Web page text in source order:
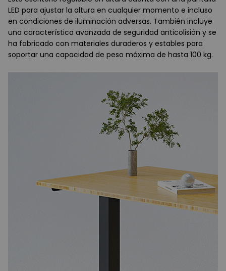
LED para ajustar la altura en cualquier momento e incluso
en condiciones de iluminación adversas. También incluye
una característica avanzada de seguridad anticolisión y se
ha fabricado con materiales duraderos y estables para
soportar una capacidad de peso máxima de hasta 100 kg.